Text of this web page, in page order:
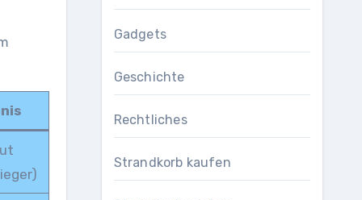
Gadgets
Geschichte
Rechtliches
Strandkorb kaufen